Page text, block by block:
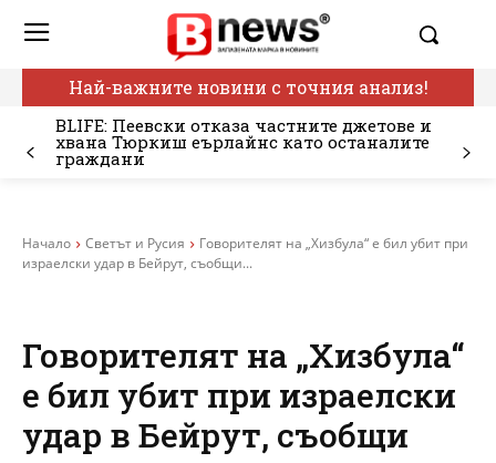
Най-важните новини с точния анализ!
BLIFE: Пеевски отказа частните джетове и
хвана Тюркиш еърлайнс като останалите
граждани
Начало Светът и Русия
Говорителят на „Хизбула“ е бил убит при
израелски удар в Бейрут, съобщи...
Говорителят на „Хизбула“
е бил убит при израелски
удар в Бейрут, съобщи